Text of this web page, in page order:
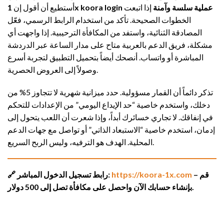
أستطيع أن أقول إن
1x koora login عملية سلسة وآمنة إذا اتبعت
الخطوات الصحيحة. تأكد من استخدام الرابط الرسمي، فعّل
المصادقة الثنائية، واستفد من المكافأة الترحيبية. إذا واجهت أي
مشكلة، فريق الدعم بالعربية متاح على مدار الساعة عبر الدردشة
المباشرة أو واتساب. أنصحك أيضاً بتحميل التطبيق لتجربة أسرع
تذكر دائماً أن القمار مسؤولية. حدد ميزانية شهرية لا تتجاوز 5% من
دخلك، واستخدم خاصية “حد الإيداع اليومي” من الإعدادات للتحكم
في إنفاقك. لا تجاري خسائرك أبداً، وإذا شعرت أن اللعب يتحول إلى
إدمان، استخدم خاصية “الاستبعاد الذاتي” أو تواصل مع جهات الدعم
🔗 رابط تسجيل الدخول المباشر: https://koora-1x.com – قم